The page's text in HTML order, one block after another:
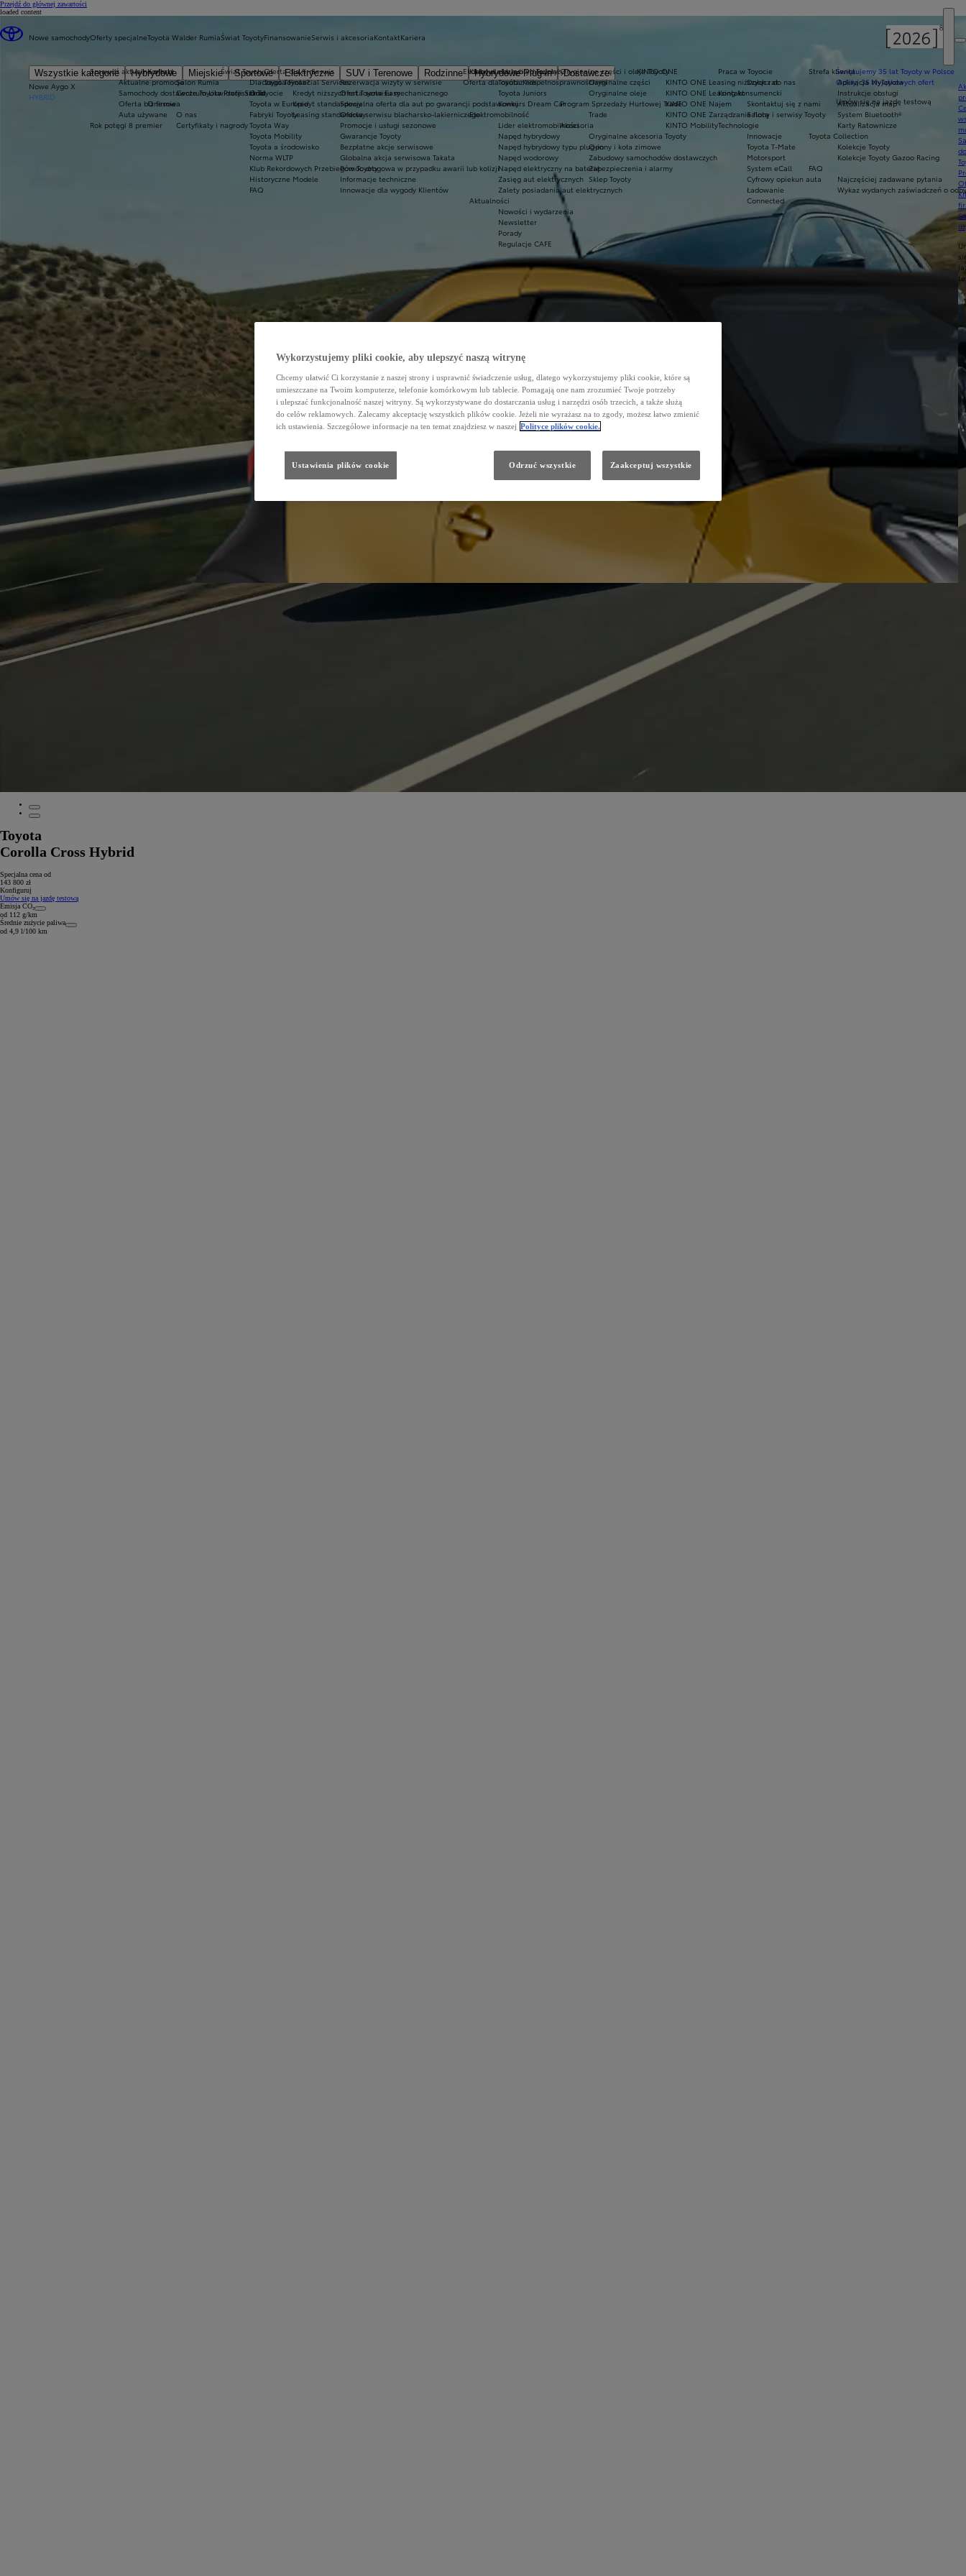
Przejdź do głównej zawartości
Nowe samochody
Wszystkie kategorie Hybrydowe Miejskie Sportowe Elektryczne SUV i Terenowe Rodzinne Hybrydowe Plug-in
Dostawcze
Nowe Aygo X
HYBRID
Oferty specjalne
Sprawdź aktualne oferty
Aktualne promocje
Samochody dostawcze Toyota Professional
Oferta biznesowa
Auta używane
Rok potęgi 8 premier
Ekobonus dla hybryd Toyoty
Oferta dla osób z niepełnosprawnościami
Świętujemy 35 lat Toyoty w Polsce
Odkryj 35 wyjątkowych ofert
Umów się na jazdę testową
Toyota Walder Rumia
Kontakt
Salon Rumia
Centrum Likwidacji Szkód
O firmie
O nas
Certyfikaty i nagrody
Świat Toyoty
Świat Toyoty
Dlaczego Toyota?
O Toyocie
Toyota w Europie
Fabryki Toyoty
Toyota Way
Toyota Mobility
Toyota a środowisko
Norma WLTP
Klub Rekordowych Przebiegów Toyoty
Historyczne Modele
FAQ
Kluby dla dzieci i młodzieży
Toyota Kids
Toyota Juniors
Konkurs Dream Car
Elektromobilność
Lider elektromobilności
Napęd hybrydowy
Napęd hybrydowy typu plug-in
Napęd wodorowy
Napęd elektryczny na baterię
Zasięg aut elektrycznych
Zalety posiadania aut elektrycznych
Aktualności
Nowości i wydarzenia
Newsletter
Porady
Regulacje CAFE
Praca w Toyocie
Dołącz do nas
Kontakt
Skontaktuj się z nami
Salony i serwisy Toyoty
Technologie
Innowacje
Toyota T-Mate
Motorsport
System eCall
Cyfrowy opiekun auta
Ładowanie
Connected
Finansowanie
Oferta dla firm
Toyota Financial Services
Kredyt niższych rat Toyota Easy
Kredyt standardowy
Leasing standardowy
KINTO ONE
KINTO ONE Leasing niższych rat
KINTO ONE Leasing konsumencki
KINTO ONE Najem
KINTO ONE Zarządzanie flotą
KINTO Mobility
Serwis i akcesoria
Serwis
Rezerwacja wizyty w serwisie
Oferta serwisu mechanicznego
Specjalna oferta dla aut po gwarancji podstawowej
Oferta serwisu blacharsko-lakierniczego
Promocje i usługi sezonowe
Gwarancje Toyoty
Bezpłatne akcje serwisowe
Globalna akcja serwisowa Takata
Pomoc drogowa w przypadku awarii lub kolizji
Informacje techniczne
Innowacje dla wygody Klientów
Oryginalne części i oleje Toyoty
Oryginalne części
Oryginalne oleje
Program Sprzedaży Hurtowej Trade
Trade
Akcesoria
Oryginalne akcesoria Toyoty
Opony i koła zimowe
Zabudowy samochodów dostawczych
Zabezpieczenia i alarmy
Sklep Toyoty
Strefa klienta
Aplikacja MyToyota
Instrukcje obsługi
Aktualizacja map
System Bluetooth®
Karty Ratownicze
Toyota Collection
Kolekcje Toyoty
Kolekcje Toyoty Gazoo Racing
FAQ
Najczęściej zadawane pytania
Wykaz wydanych zaświadczeń o
KontaktKariera
loaded content
Toyota
Corolla Cross Hybrid
Specjalna cena od
143 800 zł
Konfiguruj
Umów się na jazdę testową
Emisja CO₂
od 112 g/km
Średnie zużycie paliwa
od 4,9 l/100 km
Wykorzystujemy pliki cookie, aby ulepszyć naszą witrynę
Chcemy ułatwić Ci korzystanie z naszej strony i usprawnić świadczenie usług, dlatego wykorzystujemy pliki cookie, które są
umieszczane na Twoim komputerze, telefonie komórkowym lub tablecie. Pomagają one nam zrozumieć Twoje potrzeby
i ulepszać funkcjonalność naszej witryny. Są wykorzystywane do dostarczania usług i narzędzi osób trzecich, a także służą
do celów reklamowych. Zalecamy akceptację wszystkich plików cookie. Jeżeli nie wyrażasz na to zgody, możesz łatwo zmienić
ich ustawienia. Szczegółowe informacje na ten temat znajdziesz w naszej Polityce plików cookie.
Ustawienia plików cookie Odrzuć wszystkie Zaakceptuj wszystkie